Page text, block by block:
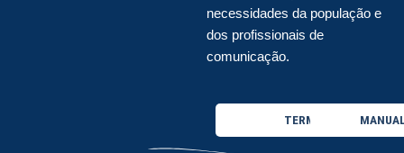
necessidades da população e
dos profissionais de
comunicação.
TERMO DE USO